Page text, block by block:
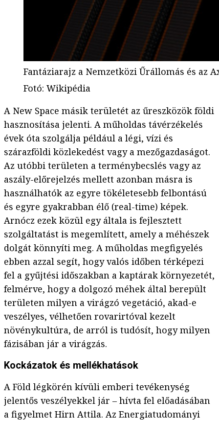
Fantáziarajz a Nemzetközi Űrállomás és az
Fotó: Wikipédia
A New Space másik területét az űreszközök földi
hasznosítása jelenti. A műholdas távérzékelés
évek óta szolgálja például a légi, vízi és
szárazföldi közlekedést vagy a mezőgazdaságot.
Az utóbbi területen a terménybecslés vagy az
aszály-előrejelzés mellett azonban másra is
használhatók az egyre tökéletesebb felbontású
és egyre gyakrabban élő (real-time) képek.
Arnócz ezek közül egy általa is fejlesztett
szolgáltatást is megemlített, amely a méhészek
dolgát könnyíti meg. A műholdas megfigyelés
ebben azzal segít, hogy valós időben térképezi
fel a gyűjtési időszakban a kaptárak környezetét,
felmérve, hogy a dolgozó méhek által berepült
területen milyen a virágzó vegetáció, akad-e
veszélyes, vélhetően rovarirtóval kezelt
növénykultúra, de arról is tudósít, hogy milyen
fázisában jár a virágzás.
Kockázatok és mellékhatások
A Föld légkörén kívüli emberi tevékenység
jelentős veszélyekkel jár – hívta fel előadásában
a figyelmet Hirn Attila. Az Energiatudományi